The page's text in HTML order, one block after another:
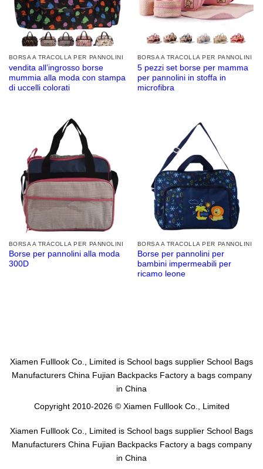
BORSA A TRACOLLA PER PANNOLINI
vendita all’ingrosso borse
mummia alla moda con stampa
di uccelli colorati
BORSA A TRACOLLA PER PANNOLINI
5 pezzi set borse per mamma
per pannolini in stoffa in
microfibra
BORSA A TRACOLLA PER PANNOLINI
Borse per pannolini alla moda
300D
BORSA A TRACOLLA PER PANNOLINI
Borse per pannolini per
bambini impermeabili per
ricamo leone
Xiamen Fulllook Co., Limited is School bags supplier School Bags
Manufacturers China Fujian Backpacks Factorya bags company
in China
Copyright 2010-2026 © Xiamen Fulllook Co., Limited
Xiamen Fulllook Co., Limited is School bags supplier School Bags
Manufacturers China Fujian Backpacks Factorya bags company
in China